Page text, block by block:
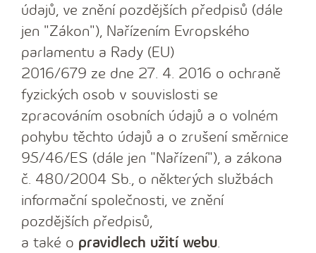
údajů, ve znění pozdějších předpisů (dále
jen "Zákon"), Nařízením Evropského
parlamentu a Rady (EU)
2016/679 ze dne 27. 4. 2016 o ochraně
fyzických osob v souvislosti se
zpracováním osobních údajů a o volném
pohybu těchto údajů a o zrušení směrnice
95/46/ES (dále jen "Nařízení"), a zákona
č. 480/2004 Sb., o některých službách
informační společnosti, ve znění
pozdějších předpisů,
a také o pravidlech užití webu.